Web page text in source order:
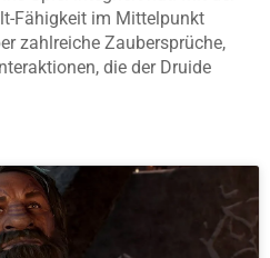
Fähigkeit im Mittelpunkt
zahlreiche Zaubersprüche,
die der Druide